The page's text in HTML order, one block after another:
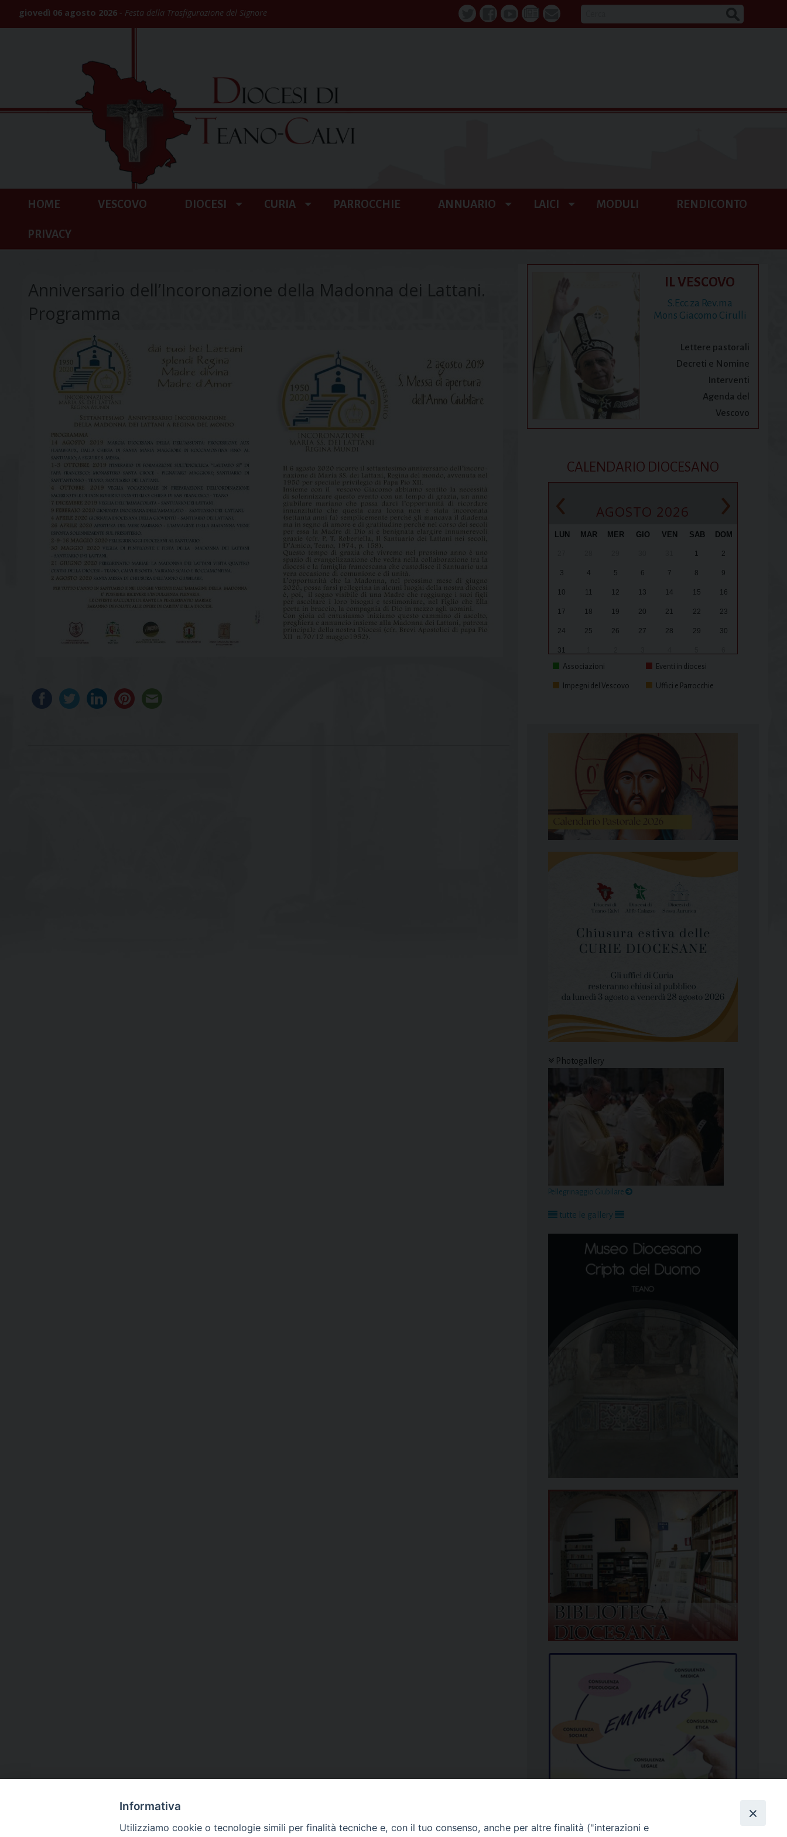
giovedì 06 agosto 2026 Festa della Trasfigurazione del Signore
TwitterFacebookYoutube
La webmail
HOME VESCOVO DIOCESI CURIA PARROCCHIE ANNUARIO LAICI MODULI RENDICONTO
PRIVACY
Anniversario dell’Incoronazione della Madonna dei Lattani.
Programma
IL VESCOVO
S.Ecc.za Rev.ma
Mons Giacomo Cirulli
Lettere pastorali
Decreti e Nomine
Interventi
Agenda del
Vescovo
CALENDARIO DIOCESANO
‹ AGOSTO 2026 ›
LUN MAR MER GIO VEN SAB DOM
1 2
3 4 5 6 7 8 9
10 11 12 13 14 15 16
17 18 19 20 21 22 23
24 25 26 27 28 29 30
31
Associazioni
Eventi in diocesi
Impegni del Vescovo Uffici e Parrocchie
Photogallery
Pellegrinaggio Giubilare
tutte le gallery
Informativa
Utilizziamo cookie o tecnologie simili per finalità tecniche e, con il tuo consenso, anche per altre finalità ("interazioni e